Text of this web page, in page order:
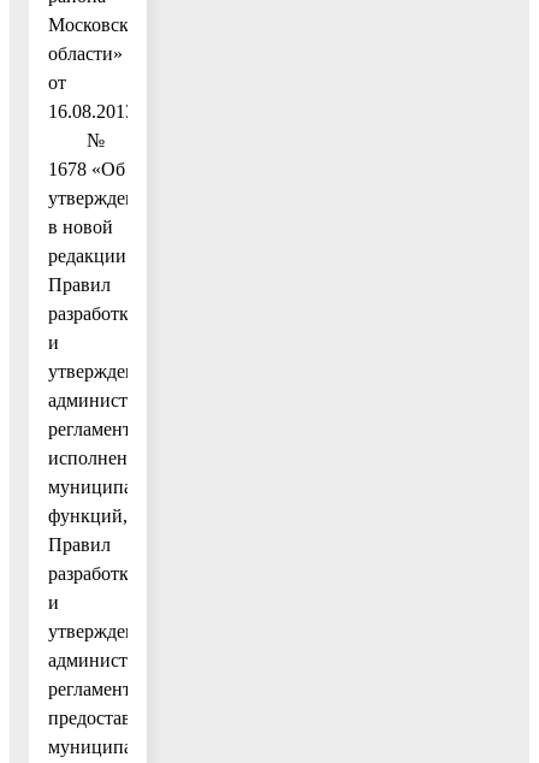
Московской
области»
от
16.08.2013
№
1678 «Об
утверждении
в новой
редакции
Правил
разработки
и
утверждения
административных
регламентов
исполнения
муниципальных
функций,
Правил
разработки
и
утверждения
административных
регламентов
предоставления
муниципальных